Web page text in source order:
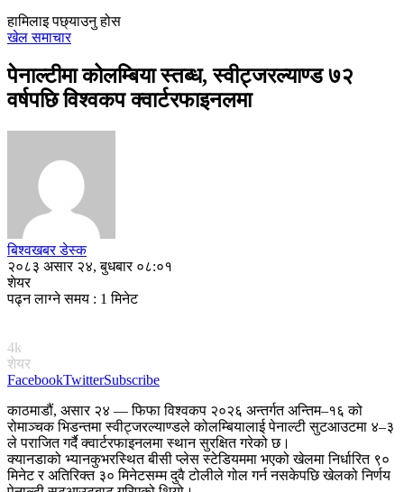
हामिलाइ पछ्याउनु होस
खेल समाचार
पेनाल्टीमा कोलम्बिया स्तब्ध, स्वीट्जरल्याण्ड ७२
वर्षपछि विश्वकप क्वार्टरफाइनलमा
बिश्वखबर डेस्क
२०८३ असार २४, बुधबार ०८:०१
शेयर
पढ्न लाग्ने समय : 1 मिनेट
4k
शेयर
FacebookTwitterSubscribe
काठमाडौं, असार २४ — फिफा विश्वकप २०२६ अन्तर्गत अन्तिम–१६ को
रोमाञ्चक भिडन्तमा स्वीट्जरल्याण्डले कोलम्बियालाई पेनाल्टी सुटआउटमा ४–३
ले पराजित गर्दै क्वार्टरफाइनलमा स्थान सुरक्षित गरेको छ।
क्यानडाको भ्यानकुभरस्थित बीसी प्लेस स्टेडियममा भएको खेलमा निर्धारित ९०
मिनेट र अतिरिक्त ३० मिनेटसम्म दुवै टोलीले गोल गर्न नसकेपछि खेलको निर्णय